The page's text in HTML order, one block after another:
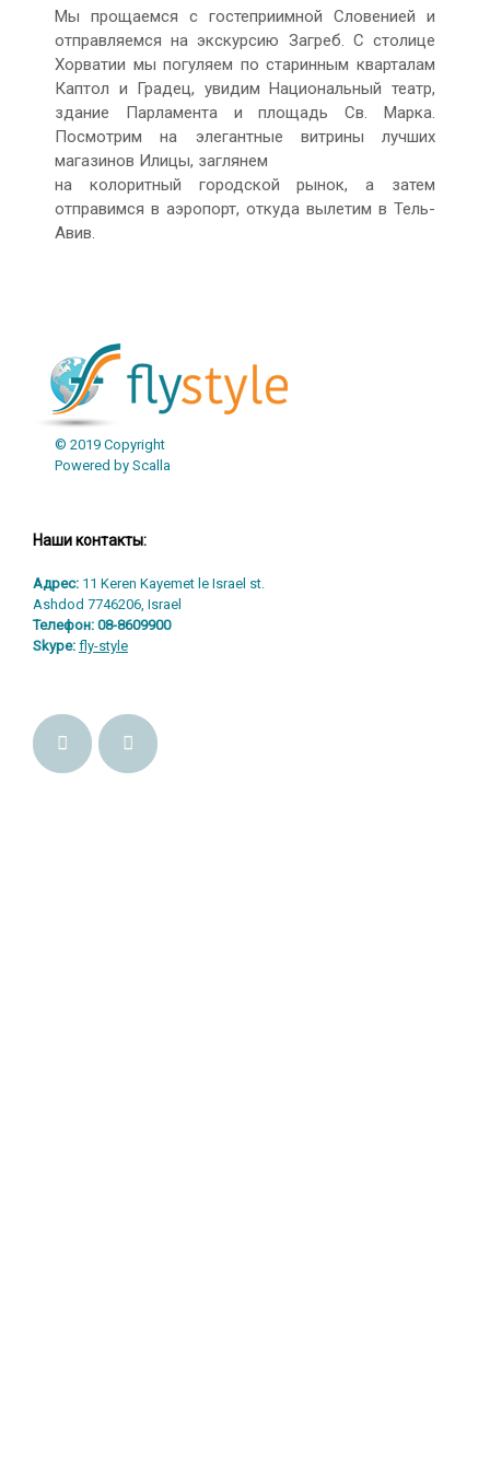
Мы прощаемся с гостеприимной Словенией и
отправляемся на экскурсию Загреб. С столице
Хорватии мы погуляем по старинным кварталам
Каптол и Градец, увидим Национальный театр,
здание Парламента и площадь Св. Марка.
Посмотрим на элегантные витрины лучших
магазинов Илицы, заглянем
на колоритный городской рынок, а затем
отправимся в аэропорт, откуда вылетим в Тель-
Авив.
© 2019 Copyright
Powered by Scalla
Наши контакты:
Адрес: 11 Keren Kayemet le Israel st.
Ashdod 7746206, Israel
Телефон: 08-8609900
Skype: fly-style